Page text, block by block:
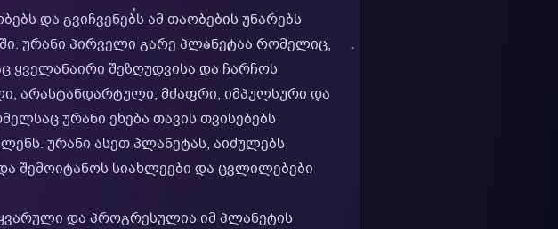
და გვიჩვენებს ამ თაობების უნარებს
ურანი პირველი გარე პლანეტაა რომელიც,
ყველანაირი შეზღუდვისა და ჩარჩოს
არასტანდარტული, მძაფრი, იმპულსური და
ურანი ეხება თავის თვისებებს
ურანი ასეთ პლანეტას, აიძულებს
შემოიტანოს სიახლეები და ცვლილებები
და პროგრესულია იმ პლანეტის